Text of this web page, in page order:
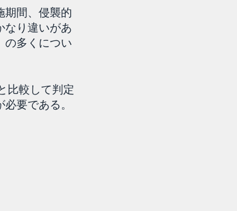
期間、侵襲的
なり違いがあ
の多くについ
比較して判定
要である。